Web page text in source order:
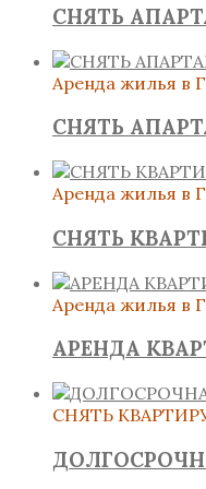
СНЯТЬ
Аренда жилья в
СНЯТЬ
Аренда жилья в
СНЯТЬ
Аренда жилья в
АРЕНДА
СНЯТЬ